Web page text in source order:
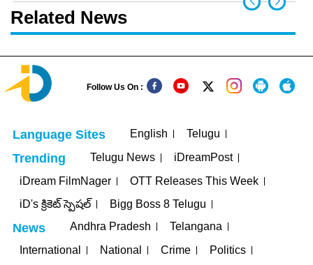
Related News
Follow Us On :
Language Sites English Telugu
Trending Telugu News
iDreamPost
iDream FilmNager
OTT Releases This Week
iD's క్రికెట్ స్పెషల్
Bigg Boss 8 Telugu
News Andhra Pradesh
Telangana
International
National Crime Politics